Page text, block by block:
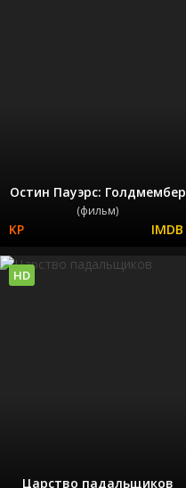
Остин Пауэрс: Голдмембер
(фильм)
Царство падальщиков
HD